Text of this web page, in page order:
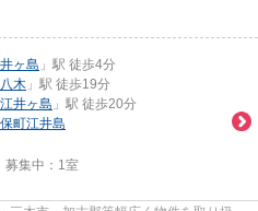
ヶ島 」駅 徒歩4分
木 」駅 徒歩19分
井ヶ島 」駅 徒歩20分
町江井島
集中： 1室